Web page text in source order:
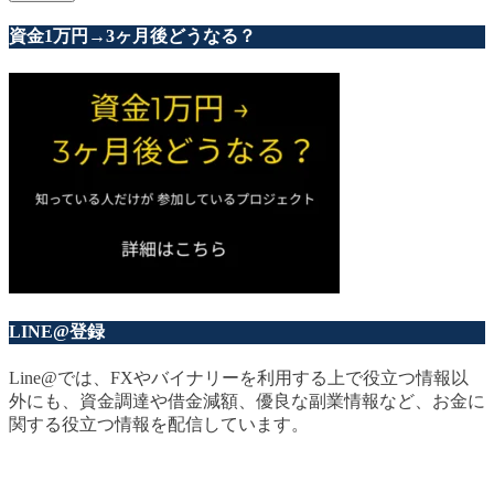
資金1万円→3ヶ月後どうなる？
LINE@登録
Line@では、FXやバイナリーを利用する上で役立つ情報以
外にも、資金調達や借金減額、優良な副業情報など、お金に
関する役立つ情報を配信しています。